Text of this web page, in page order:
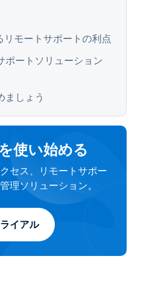
モートサポートの利点
ートソリューション
しょう
使い始める
セス、リモートサポー
理ソリューション。
イアル